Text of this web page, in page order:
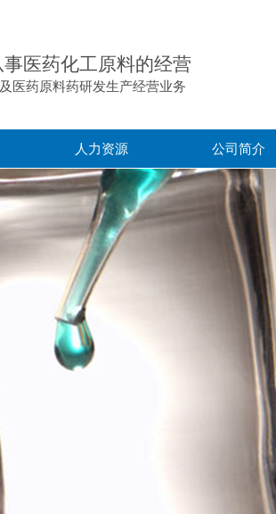
事医药化工原料的经营
医药原料药研发生产经营业务
人力资源 公司简介